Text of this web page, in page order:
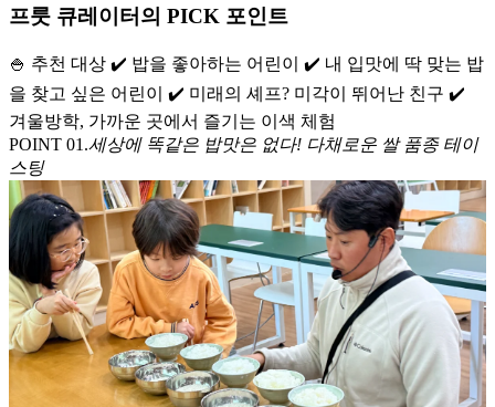
프룻 큐레이터의 PICK 포인트
🍚 추천 대상 ✔️ 밥을 좋아하는 어린이 ✔️ 내 입맛에 딱 맞는 밥
을 찾고 싶은 어린이 ✔️ 미래의 셰프? 미각이 뛰어난 친구 ✔️
겨울방학, 가까운 곳에서 즐기는 이색 체험
POINT 01.세상에 똑같은 밥맛은 없다! 다채로운 쌀 품종 테이
스팅